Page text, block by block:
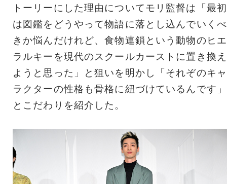
トーリーにした理由についてモリ監督は「最初
は図鑑をどうやって物語に落とし込んでいくべ
きか悩んだけれど、食物連鎖という動物のヒエ
ラルキーを現代のスクールカーストに置き換え
ようと思った」と狙いを明かし「それぞのキャ
ラクターの性格も骨格に紐づけているんです」
とこだわりを紹介した。